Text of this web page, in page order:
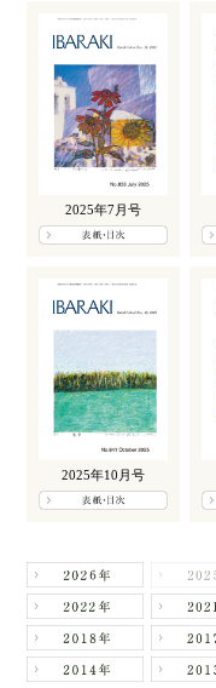
2025年7月号
2025年10月号